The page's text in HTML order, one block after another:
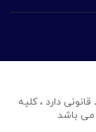
دارد ، کلیه
می باشد